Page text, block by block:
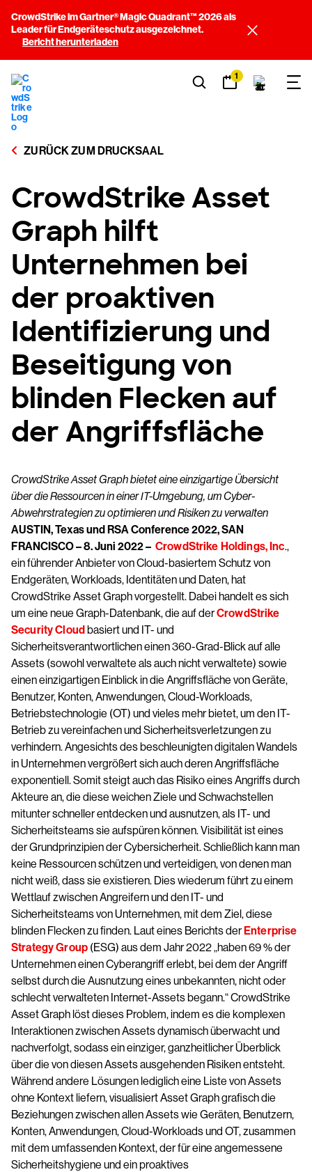
CrowdStrike im Gartner® Magic Quadrant™ 2026 als
Leader für Endgeräteschutz ausgezeichnet.
Bericht herunterladen
1
ZURÜCK ZUM DRUCKSAAL
CrowdStrike Asset
Graph hilft
Unternehmen bei
der proaktiven
Identifizierung und
Beseitigung von
blinden Flecken auf
der Angriffsfläche
CrowdStrike Asset Graph bietet eine einzigartige Übersicht
über die Ressourcen in einer IT-Umgebung, um Cyber-
Abwehrstrategien zu optimieren und Risiken zu verwalten
AUSTIN, Texas und RSA Conference 2022, SAN
FRANCISCO – 8. Juni 2022 – CrowdStrike Holdings, Inc.,
ein führender Anbieter von Cloud-basiertem Schutz von
Endgeräten, Workloads, Identitäten und Daten, hat
CrowdStrike Asset Graph vorgestellt. Dabei handelt es sich
um eine neue Graph-Datenbank, die auf derCrowdStrike
Security Cloudbasiert und IT- und
Sicherheitsverantwortlichen einen 360-Grad-Blick auf alle
Assets (sowohl verwaltete als auch nicht verwaltete) sowie
einen einzigartigen Einblick in die Angriffsfläche von Geräte,
Benutzer, Konten, Anwendungen, Cloud-Workloads,
Betriebstechnologie (OT) und vieles mehr bietet, um den IT-
Betrieb zu vereinfachen und Sicherheitsverletzungen zu
verhindern. Angesichts des beschleunigten digitalen Wandels
in Unternehmen vergrößert sich auch deren Angriffsfläche
exponentiell. Somit steigt auch das Risiko eines Angriffs durch
Akteure an, die diese weichen Ziele und Schwachstellen
mitunter schneller entdecken und ausnutzen, als IT- und
Sicherheitsteams sie aufspüren können. Visibilität ist eines
der Grundprinzipien der Cybersicherheit. Schließlich kann man
keine Ressourcen schützen und verteidigen, von denen man
nicht weiß, dass sie existieren. Dies wiederum führt zu einem
Wettlauf zwischen Angreifern und den IT- und
Sicherheitsteams von Unternehmen, mit dem Ziel, diese
blinden Flecken zu finden. Laut eines Berichts derEnterprise
Strategy Group(ESG) aus dem Jahr 2022 „haben 69 % der
Unternehmen einen Cyberangriff erlebt, bei dem der Angriff
selbst durch die Ausnutzung eines unbekannten, nicht oder
schlecht verwalteten Internet-Assets begann.“ CrowdStrike
Asset Graph löst dieses Problem, indem es die komplexen
Interaktionen zwischen Assets dynamisch überwacht und
nachverfolgt, sodass ein einziger, ganzheitlicher Überblick
über die von diesen Assets ausgehenden Risiken entsteht.
Während andere Lösungen lediglich eine Liste von Assets
ohne Kontext liefern, visualisiert Asset Graph grafisch die
Beziehungen zwischen allen Assets wie Geräten, Benutzern,
Konten, Anwendungen, Cloud-Workloads und OT, zusammen
mit dem umfassenden Kontext, der für eine angemessene
Sicherheitshygiene und ein proaktives